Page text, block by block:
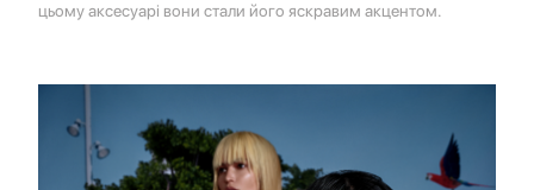
цьому аксесуарі вони стали його яскравим акцентом.